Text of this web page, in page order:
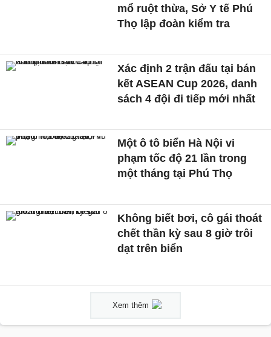
mổ ruột thừa, Sở Y tế Phú
Thọ lập đoàn kiểm tra
Xác định 2 trận đấu tại bán
kết ASEAN Cup 2026, danh
sách 4 đội đi tiếp mới nhất
Một ô tô biển Hà Nội vi
phạm tốc độ 21 lần trong
một tháng tại Phú Thọ
Không biết bơi, cô gái thoát
chết thần kỳ sau 8 giờ trôi
dạt trên biển
Xem thêm